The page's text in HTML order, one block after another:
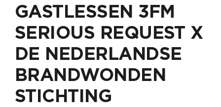
GASTLESSEN 3FM
SERIOUS REQUEST X
DE NEDERLANDSE
BRANDWONDEN
STICHTING